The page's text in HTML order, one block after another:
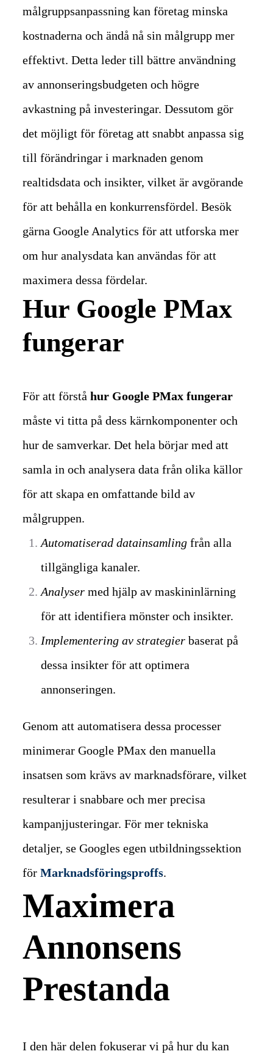
målgruppsanpassning kan företag minska
kostnaderna och ändå nå sin målgrupp mer
effektivt. Detta leder till bättre användning
av annonseringsbudgeten och högre
avkastning på investeringar. Dessutom gör
det möjligt för företag att snabbt anpassa sig
till förändringar i marknaden genom
realtidsdata och insikter, vilket är avgörande
för att behålla en konkurrensfördel. Besök
gärna Google Analytics för att utforska mer
om hur analysdata kan användas för att
maximera dessa fördelar.
Hur Google PMax
fungerar
För att förståhur Google PMax fungerar
måste vi titta på dess kärnkomponenter och
hur de samverkar. Det hela börjar med att
samla in och analysera data från olika källor
för att skapa en omfattande bild av
målgruppen.
Automatiserad datainsamling från alla
tillgängliga kanaler.
Analyser med hjälp av maskininlärning
för att identifiera mönster och insikter.
Implementering av strategier baserat på
dessa insikter för att optimera
annonseringen.
Genom att automatisera dessa processer
minimerar Google PMax den manuella
insatsen som krävs av marknadsförare, vilket
resulterar i snabbare och mer precisa
kampanjjusteringar. För mer tekniska
detaljer, se Googles egen utbildningssektion
förMarknadsföringsproffs.
Maximera
Annonsens
Prestanda
I den här delen fokuserar vi på hur du kan